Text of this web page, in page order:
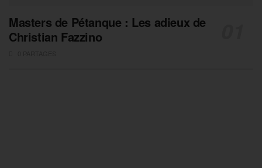
Masters de Pétanque : Les adieux de
Christian Fazzino